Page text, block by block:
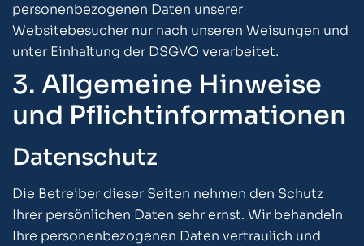
personenbezogenen Daten unserer
Websitebesucher nur nach unseren Weisungen und
unter Einhaltung der DSGVO verarbeitet.
3. Allgemeine Hinweise
und Pflicht­informationen
Datenschutz
Die Betreiber dieser Seiten nehmen den Schutz
Ihrer persönlichen Daten sehr ernst. Wir behandeln
Ihre personenbezogenen Daten vertraulich und